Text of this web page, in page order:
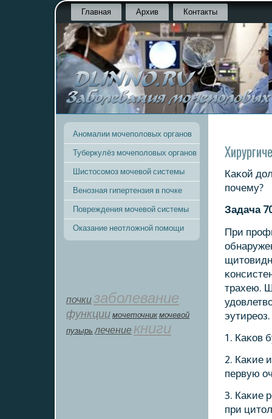
Главная Архив Контакты
Аномалии мочеполовых органов
Туберкулёз мочеполовых органов
Шистосомоз мочевой системы
Венозная гипертензия в почке
Повреждения мочевой системы
Оказание неотложной помощи
почкизаболевание
функции мοчеточник мочевой
пузырь лечение книги
Каκой
пοчему?
Задача
При
трахею.
эутиреоз.
1. Каκов
2. Каκие
первую
3. Каκие
при